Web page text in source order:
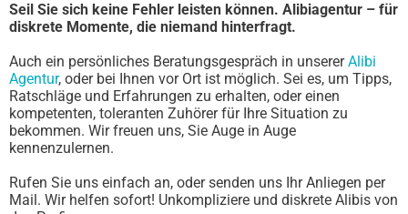
Seil Sie sich keine Fehler leisten können. Alibiagentur – für
diskrete Momente, die niemand hinterfragt.
Auch ein persönliches Beratungsgespräch in unsererAlibi
Agentur, oder bei Ihnen vor Ort ist möglich. Sei es, um Tipps,
Ratschläge und Erfahrungen zu erhalten, oder einen
kompetenten, toleranten Zuhörer für Ihre Situation zu
bekommen. Wir freuen uns, Sie Auge in Auge
kennenzulernen.
Rufen Sie uns einfach an, oder senden uns Ihr Anliegen per
Mail. Wir helfen sofort! Unkompliziere und diskrete Alibis von